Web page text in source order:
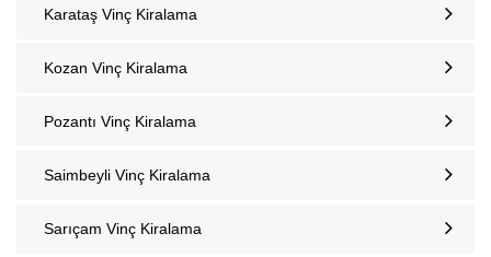
Karataş Vinç Kiralama
Kozan‎ Vinç Kiralama
Pozantı‎ Vinç Kiralama
Saimbeyli Vinç Kiralama
Sarıçam Vinç Kiralama